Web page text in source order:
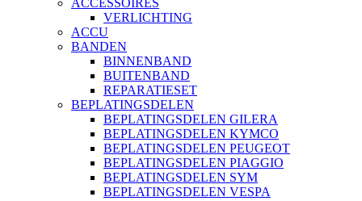
ACCESSOIRES
VERLICHTING
ACCU
BANDEN
BINNENBAND
BUITENBAND
REPARATIESET
BEPLATINGSDELEN
BEPLATINGSDELEN GILERA
BEPLATINGSDELEN KYMCO
BEPLATINGSDELEN PEUGEOT
BEPLATINGSDELEN PIAGGIO
BEPLATINGSDELEN SYM
BEPLATINGSDELEN VESPA